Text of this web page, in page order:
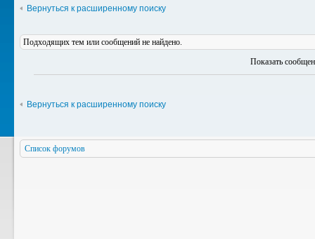
Вернуться к расширенному поиску
Подходящих тем или сообщений не найдено.
Показать
Вернуться к расширенному поиску
Список форумов